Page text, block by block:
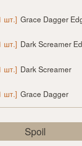
шт.] Grace Dagger
шт.] Dark Screamer
шт.] Dark Screamer
шт.] Grace Dagger
Spoil